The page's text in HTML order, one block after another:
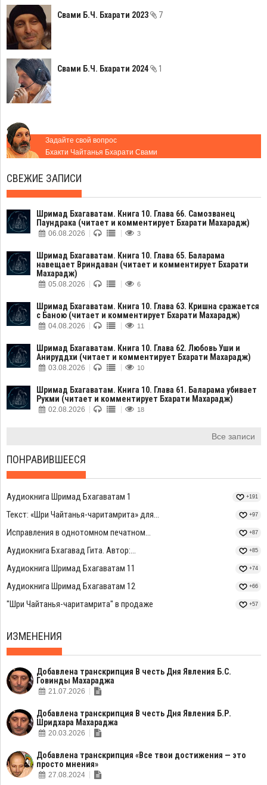
Свами Б.Ч. Бхарати 2023 7
Свами Б.Ч. Бхарати 2024 1
Задайте свой вопрос
Бхакти Чайтанья Бхарати Свами
СВЕЖИЕ ЗАПИСИ
Шримад Бхагаватам. Книга 10. Глава 66. Самозванец
Паундрака (читает и комментирует Бхарати Махарадж)
06.08.2026 3
Шримад Бхагаватам. Книга 10. Глава 65. Баларама
навещает Вриндаван (читает и комментирует Бхарати
Махарадж)
05.08.2026 6
Шримад Бхагаватам. Книга 10. Глава 63. Кришна сражается
с Баною (читает и комментирует Бхарати Махарадж)
04.08.2026 11
Шримад Бхагаватам. Книга 10. Глава 62. Любовь Уши и
Анируддхи (читает и комментирует Бхарати Махарадж)
03.08.2026 10
Шримад Бхагаватам. Книга 10. Глава 61. Баларама убивает
Рукми (читает и комментирует Бхарати Махарадж)
02.08.2026 18
Все записи
ПОНРАВИВШЕЕСЯ
Аудиокнига Шримад Бхагаватам 1 +191
Текст: «Шри Чайтанья-чаритамрита» для... +97
Исправления в однотомном печатном... +87
Аудиокнига Бхагавад Гита. Автор:... +85
Аудиокнига Шримад Бхагаватам 11 +74
Аудиокнига Шримад Бхагаватам 12 +66
"Шри Чайтанья-чаритамрита" в продаже +57
ИЗМЕНЕНИЯ
Добавлена транскрипция В честь Дня Явления Б.С.
Говинды Махараджа
21.07.2026
Добавлена транскрипция В честь Дня Явления Б.Р.
Шридхара Махараджа
20.03.2026
Добавлена транскрипция «Все твои достижения — это
просто мнения»
27.08.2024